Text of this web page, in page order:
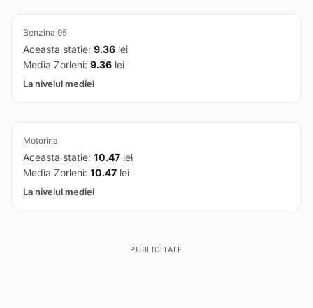
Benzina 95
Aceasta statie: 9.36 lei
Media Zorleni: 9.36 lei
La nivelul mediei
Motorina
Aceasta statie: 10.47 lei
Media Zorleni: 10.47 lei
La nivelul mediei
PUBLICITATE